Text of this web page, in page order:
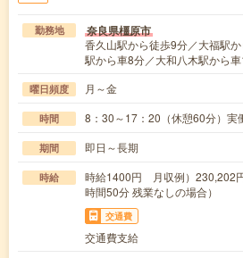
勤務地 奈良県橿原市
香久山駅から徒歩9分／大福駅
駅から車8分／大和八木駅から
曜日頻度 月～金
時間 8：30～17：20（休憩60分）実
期間 即日～長期
時給
時給1400円 月収例）230,202
時間50分 残業なしの場合）
交通費
交通費支給